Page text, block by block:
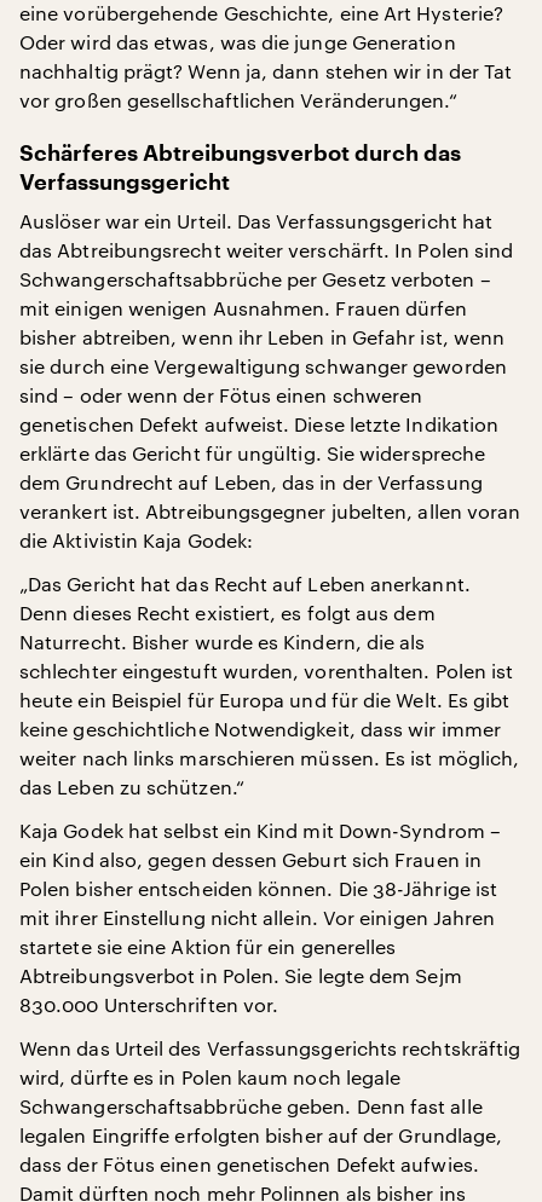
eine vorübergehende Geschichte, eine Art Hysterie?
Oder wird das etwas, was die junge Generation
nachhaltig prägt? Wenn ja, dann stehen wir in der Tat
vor großen gesellschaftlichen Veränderungen.“
Schärferes Abtreibungsverbot durch das
Verfassungsgericht
Auslöser war ein Urteil. Das Verfassungsgericht hat
das Abtreibungsrecht weiter verschärft. In Polen sind
Schwangerschaftsabbrüche per Gesetz verboten –
mit einigen wenigen Ausnahmen. Frauen dürfen
bisher abtreiben, wenn ihr Leben in Gefahr ist, wenn
sie durch eine Vergewaltigung schwanger geworden
sind – oder wenn der Fötus einen schweren
genetischen Defekt aufweist. Diese letzte Indikation
erklärte das Gericht für ungültig. Sie widerspreche
dem Grundrecht auf Leben, das in der Verfassung
verankert ist. Abtreibungsgegner jubelten, allen voran
die Aktivistin Kaja Godek:
„Das Gericht hat das Recht auf Leben anerkannt.
Denn dieses Recht existiert, es folgt aus dem
Naturrecht. Bisher wurde es Kindern, die als
schlechter eingestuft wurden, vorenthalten. Polen ist
heute ein Beispiel für Europa und für die Welt. Es gibt
keine geschichtliche Notwendigkeit, dass wir immer
weiter nach links marschieren müssen. Es ist möglich,
das Leben zu schützen.“
Kaja Godek hat selbst ein Kind mit Down-Syndrom –
ein Kind also, gegen dessen Geburt sich Frauen in
Polen bisher entscheiden können. Die 38-Jährige ist
mit ihrer Einstellung nicht allein. Vor einigen Jahren
startete sie eine Aktion für ein generelles
Abtreibungsverbot in Polen. Sie legte dem Sejm
830.000 Unterschriften vor.
Wenn das Urteil des Verfassungsgerichts rechtskräftig
wird, dürfte es in Polen kaum noch legale
Schwangerschaftsabbrüche geben. Denn fast alle
legalen Eingriffe erfolgten bisher auf der Grundlage,
dass der Fötus einen genetischen Defekt aufwies.
Damit dürften noch mehr Polinnen als bisher ins